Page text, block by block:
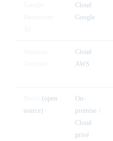
Cloud
Google
Cloud
AWS
(open
source)
On-
premise /
Cloud
privé